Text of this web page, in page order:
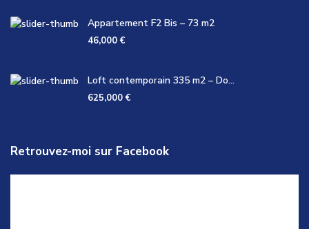
Appartement F2 Bis – 73 m2
46,000 €
Loft contemporain 335 m2 – Do...
625,000 €
Retrouvez-moi sur Facebook